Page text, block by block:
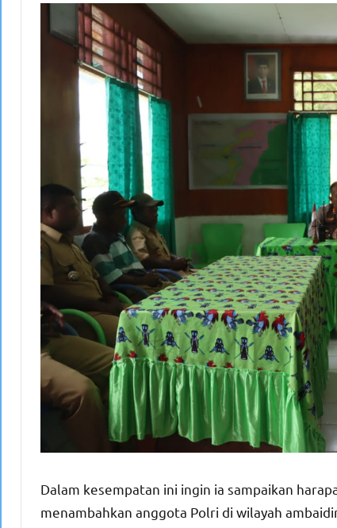
Dalam kesempatan ini ingin ia sampaikan
menambahkan anggota Polri di wilayah